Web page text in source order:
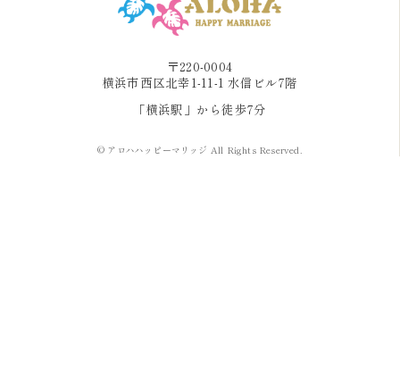
〒220-0004
横浜市西区北幸1-11-1 水信ビル7階
「横浜駅」から徒歩7分
© アロハハッピーマリッジ All Rights Reserved.